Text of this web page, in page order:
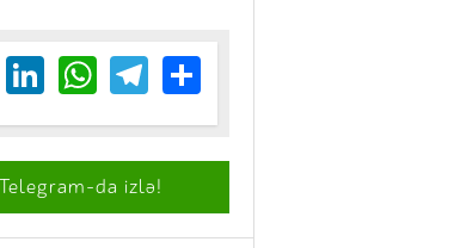
LinkedIn
WhatsApp
Telegram
Share
da izlə!